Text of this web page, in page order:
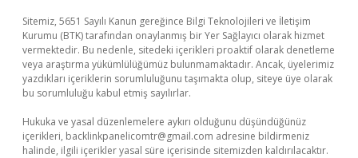
Sitemiz, 5651 Sayılı Kanun gereğince Bilgi Teknolojileri ve İletişim
Kurumu (BTK) tarafından onaylanmış bir Yer Sağlayıcı olarak hizmet
vermektedir. Bu nedenle, sitedeki içerikleri proaktif olarak denetleme
veya araştırma yükümlülüğümüz bulunmamaktadır. Ancak, üyelerimiz
yazdıkları içeriklerin sorumluluğunu taşımakta olup, siteye üye olarak
bu sorumluluğu kabul etmiş sayılırlar.
Hukuka ve yasal düzenlemelere aykırı olduğunu düşündüğünüz
içerikleri, backlinkpanelicomtr@gmail.com adresine bildirmeniz
halinde, ilgili içerikler yasal süre içerisinde sitemizden kaldırılacaktır.